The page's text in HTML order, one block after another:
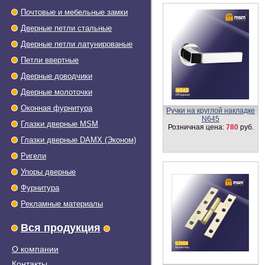
Почтовые и мебельные замки
Дверные петли стальные
Дверные петли латунированые
Петли ввертные
Дверные доводчики
Дверные молоточки
Оконная фурнитура
Глазки дверные МSМ
Глазки дверные DAMX (Эконом)
Ригели
Упоры дверные
Фурнитура
Рекламные материалы
Вся продукция
О компании
Ручки на круглой накладке
N645
Розничная цена: 780руб.